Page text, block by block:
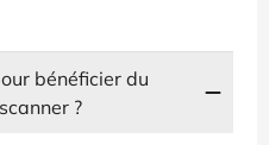
bénéficier du
?